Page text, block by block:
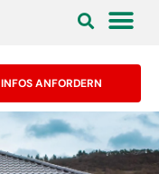
INFOS ANFORDERN